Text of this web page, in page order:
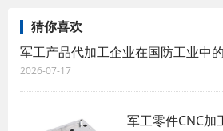
猜你喜欢
军工产品代加工企业在国防工业中
2026-07-17
军工零件CNC加